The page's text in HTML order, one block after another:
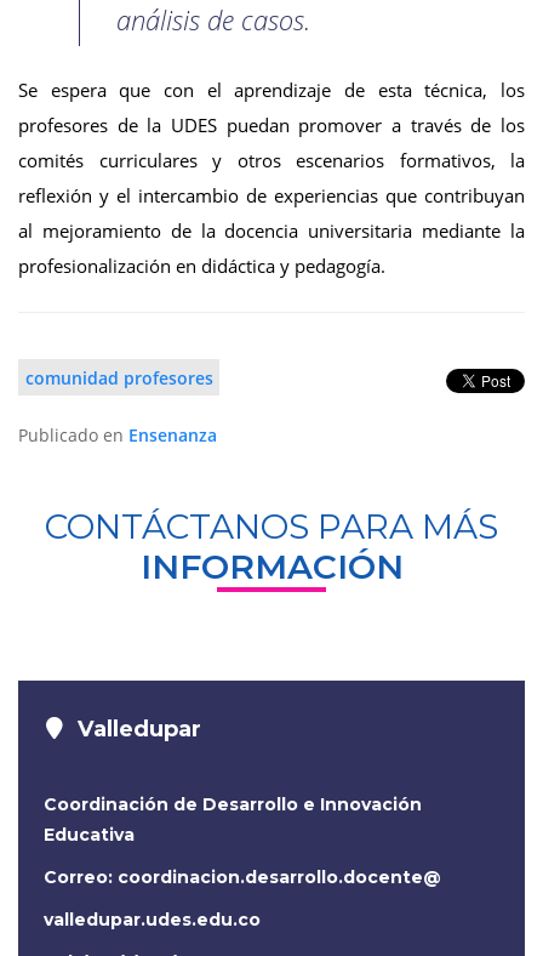
análisis de casos.
Se espera que con el aprendizaje de esta técnica, los
profesores de la UDES puedan promover a través de los
comités curriculares y otros escenarios formativos, la
reflexión y el intercambio de experiencias que contribuyan
al mejoramiento de la docencia universitaria mediante la
profesionalización en didáctica y pedagogía.
comunidad profesores
Publicado en Ensenanza
CONTÁCTANOS PARA MÁS
INFORMACIÓN
Valledupar
Coordinación de Desarrollo e Innovación
Educativa
Correo: coordinacion.desarrollo.docente@
valledupar.udes.edu.co